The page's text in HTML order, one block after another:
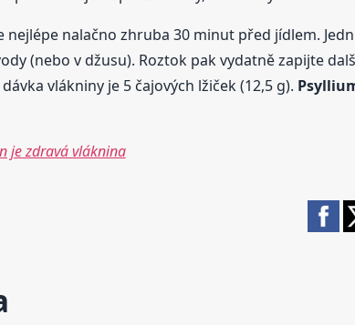
nejlépe nalačno zhruba 30 minut před jídlem.
(nebo v džusu). Roztok pak vydatně zapijte
vlákniny je 5 čajových lžiček (12,5 g).
je zdravá vláknina